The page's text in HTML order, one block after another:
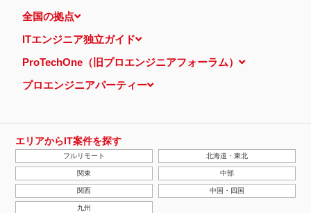
全国の拠点
ITエンジニア独立ガイド
ProTechOne（旧プロエンジニアフォーラム）
プロエンジニアパーティー
エリアからIT案件を探す
フルリモート 北海道・東北
関東 中部
関西 中国・四国
九州